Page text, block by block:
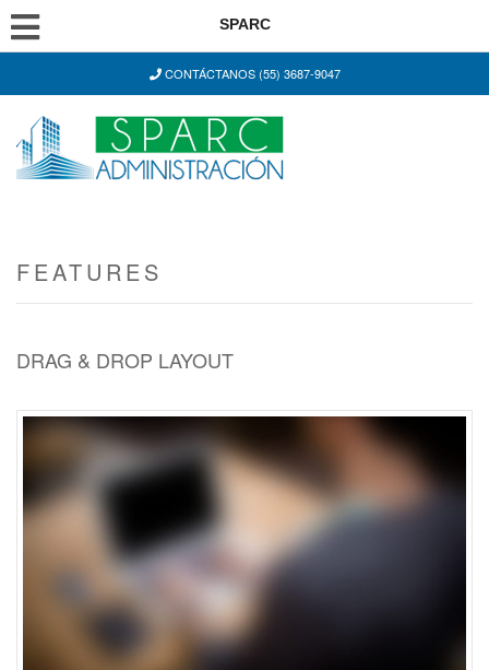
SPARC
CONTÁCTANOS (55) 3687-9047
FEATURES
DRAG & DROP LAYOUT